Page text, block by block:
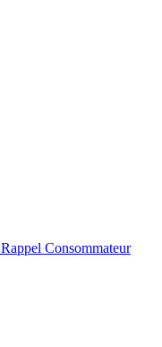
Rappel Consommateur